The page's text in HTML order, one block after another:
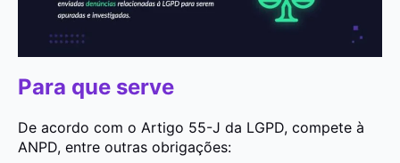
Para que serve
De acordo com o Artigo 55-J da LGPD, compete à
ANPD, entre outras obrigações: